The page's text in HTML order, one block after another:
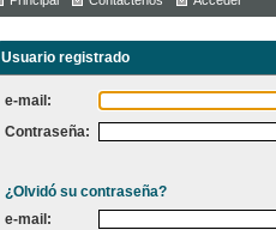
Usuario registrado
e-mail:
Contraseña:
¿Olvidó su contraseña?
e-mail: